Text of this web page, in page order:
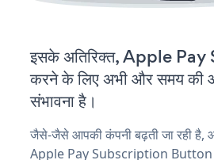
इसके अतिरिक्त, Apple
करने के लिए अभी और समय की
संभावना है।
जैसे-जैसे आपकी कंपनी बढ़ती जा रही है,
Apple Pay Subscription Button